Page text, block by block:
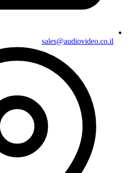
sales@audiovideo.co.il